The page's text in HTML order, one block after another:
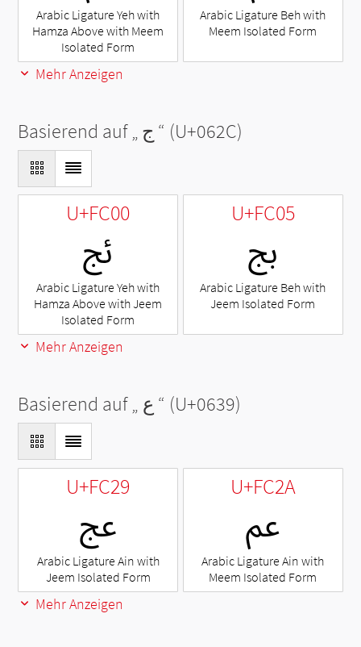
Arabic Ligature Yeh with
Hamza Above with Meem
Isolated Form
Arabic Ligature Beh with
Meem Isolated Form
Mehr Anzeigen
Basierend auf „ج “ (U+062C)
U+FC00
ﰀ
Arabic Ligature Yeh with
Hamza Above with Jeem
Isolated Form
U+FC05
ﰅ
Arabic Ligature Beh with
Jeem Isolated Form
Mehr Anzeigen
Basierend auf „ ع “ (U+0639)
U+FC29
ﰩ
Arabic Ligature Ain with
Jeem Isolated Form
U+FC2A
ﰪ
Arabic Ligature Ain with
Meem Isolated Form
Mehr Anzeigen